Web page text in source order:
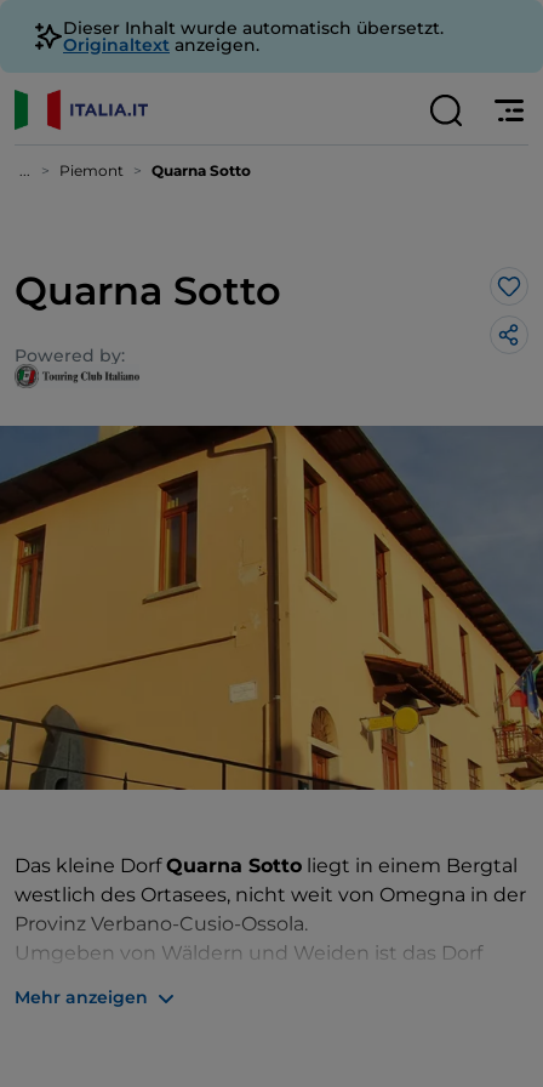
Dieser Inhalt wurde automatisch übersetzt.
Originaltext anzeigen.
... Piemont Quarna Sotto
Quarna Sotto
Powered by:
Das kleine DorfQuarna Sotto liegt in einem Bergtal
westlich des Ortasees, nicht weit von Omegna in der
Provinz Verbano-Cusio-Ossola.
Umgeben von Wäldern und Weiden ist das Dorf
auch für seine langjährige Tradition der
Mehr anzeigen